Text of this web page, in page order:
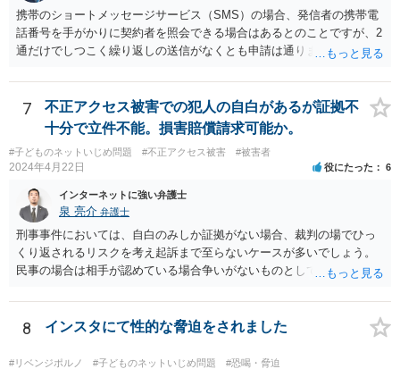
携帯のショートメッセージサービス（SMS）の場合、発信者の携帯電
話番号を手がかりに契約者を照会できる場合はあるとのことですが、2
通だけでしつこく繰り返しの送信がなくとも申請は通りますか？ →内
るでしょう。 また内容が過激でなくても、弁護士さんに依頼できます
か？ →過激かどうかではなく、権利侵害がある場合、弁護士が依頼に
応じるでしょう。個々の弁護士が具体的内容を伺って決めることとな
ります。 私の親が浮気してるって聞いたというメールがきて、そのあ
とに間違ったという内容です。 これは名誉毀損やプライバシーに触り
ますかか？ →まず、１対１でSMSが送信されたという状況であれば、
公然性という要件を欠き、名誉毀損とならないでしょう。また、「私
の親が浮気してるって聞いた」「間違った」というメールが送信され
た状況は、プライバシー権侵害とはならないでしょう。
7
不正アクセス被害での犯人の自白があるが証拠不
十分で立件不能。損害賠償請求可能か。
#子どものネットいじめ問題 #不正アクセス被害 #被害者
2024年4月22日 役にたった 6
インターネットに強い弁護士
泉 亮介 弁護士
刑事事件においては、自白のみしか証拠がない場合、裁判の場でひっ
くり返されるリスクを考え起訴まで至らないケースが多いでしょう。
民事の場合は相手が認めている場合争いがないものとして請求が認め
す。
8 インスタにて性的な脅迫をされました
#リベンジポルノ #子どものネットいじめ問題
#恐喝・脅迫